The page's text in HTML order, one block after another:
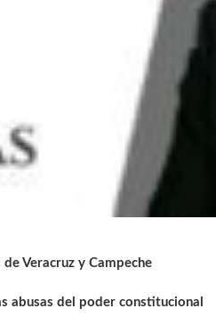
Veracruz y Campeche
abusas del poder constitucional